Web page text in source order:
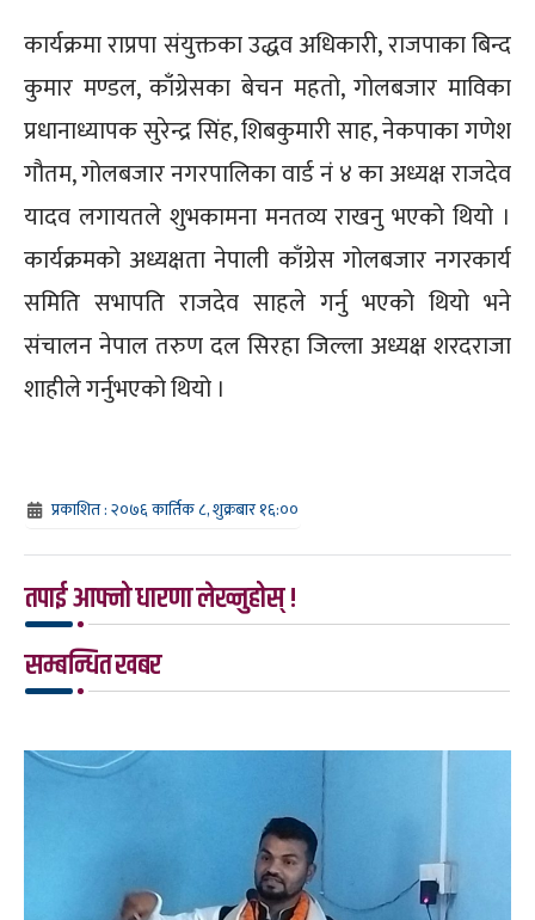
कार्यक्रमा राप्रपा संयुक्तका उद्धव अधिकारी, राजपाका बिन्द
कुमार मण्डल, काँग्रेसका बेचन महतो, गोलबजार माविका
प्रधानाध्यापक सुरेन्द्र सिंह, शिबकुमारी साह, नेकपाका गणेश
गौतम, गोलबजार नगरपालिका वार्ड नं ४ का अध्यक्ष राजदेव
यादव लगायतले शुभकामना मनतव्य राखनु भएको थियो ।
कार्यक्रमको अध्यक्षता नेपाली काँग्रेस गोलबजार नगरकार्य
समिति सभापति राजदेव साहले गर्नु भएको थियो भने
संचालन नेपाल तरुण दल सिरहा जिल्ला अध्यक्ष शरदराजा
शाहीले गर्नुभएको थियो ।
प्रकाशित : २०७६ कार्तिक ८, शुक्रबार १६:००
तपाई आफ्नो धारणा लेख्नुहोस् !
सम्बन्धित खबर